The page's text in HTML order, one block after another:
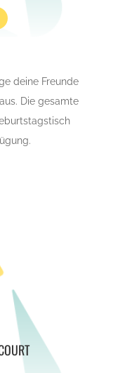
deine Freunde
Die gesamte